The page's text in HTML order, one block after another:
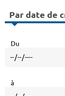
Par date de
Du
à